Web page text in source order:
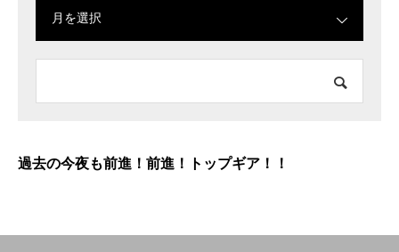
月を選択
過去の今夜も前進！前進！トップギア！！